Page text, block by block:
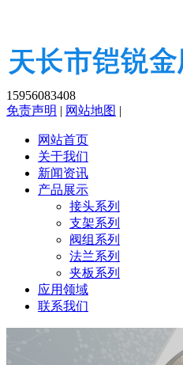
15956083408
免责声明 | 网站地图 |
网站首页
关于我们
新闻资讯
产品展示
接头系列
支架系列
阀组系列
法兰系列
夹板系列
应用领域
联系我们